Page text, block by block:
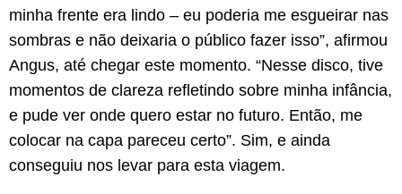
minha frente era lindo – eu poderia me esgueirar nas
sombras e não deixaria o público fazer isso”, afirmou
Angus, até chegar este momento. “Nesse disco, tive
momentos de clareza refletindo sobre minha infância,
e pude ver onde quero estar no futuro. Então, me
colocar na capa pareceu certo”. Sim, e ainda
conseguiu nos levar para esta viagem.